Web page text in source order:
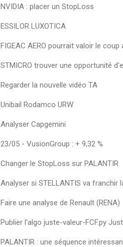
NVIDIA : placer un StopLoss
ESSILOR LUXOTICA
FIGEAC AERO pourrait valoir le
STMICRO trouver une opportunité
Regarder la nouvelle vidéo TA
Unibail Rodamco URW
Analyser Capgemini
23/05 - VusionGroup : + 9,32 %
Changer le StopLoss sur PALANTIR
Analyser si STELLANTIS va franchir
Faire une analyse de Renault (RENA)
Publier l'algo juste-valeur-FCF.py
PALANTIR : une séquence